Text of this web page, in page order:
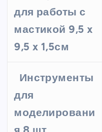
для работы с
мастикой 9,5 x
9,5 x 1,5см
Инструменты
для
моделировани